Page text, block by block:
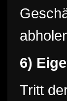
6)
Tritt